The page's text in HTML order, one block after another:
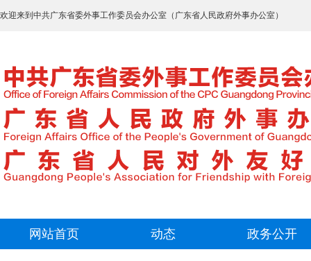
欢迎来到中共广东省委外事工作委员会办公室（广东省人民政府外事办公室）
网站首页 动态 政务公开